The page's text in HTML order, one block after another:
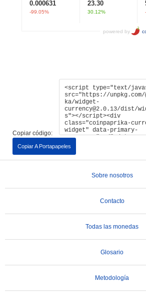
Copiar código:
Copiar A Portapapeles
Sobre nosotros
Contacto
Todas las monedas
Glosario
Metodología